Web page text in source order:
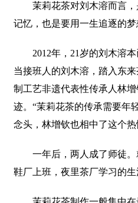
茉莉花茶对刘木溶而言
记忆，也是要用一生追逐的梦
2012年，21岁的刘木溶
当接班人的刘木溶，踏入东
制工艺非遗代表性传承人林
迹。“茉莉花茶的传承需要年
念头，林增钦也相中了这个热
一年后，两人成了师徒
鞋厂上班，夜里茶厂学习的生